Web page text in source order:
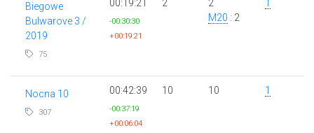
Biegowe
Bulwarove 3 /
2019
75
00:19:21
-00:30:30
+00:19:21
2
2
M20 : 2
1
Nocna 10
307
00:42:39
-00:37:19
+00:06:04
10 10 1